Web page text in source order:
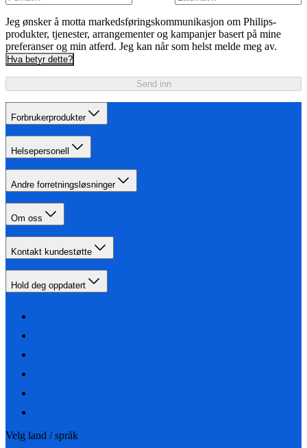
Jeg ønsker å motta markedsføringskommunikasjon om Philips-
produkter, tjenester, arrangementer og kampanjer basert på mine
preferanser og min atferd. Jeg kan når som helst melde meg av.
Hva betyr dette?
Send inn
Forbrukerprodukter
Helsepersonell
Andre forretningsløsninger
Om oss
Kontakt kundestøtte
Hold deg oppdatert
Velg land / språk